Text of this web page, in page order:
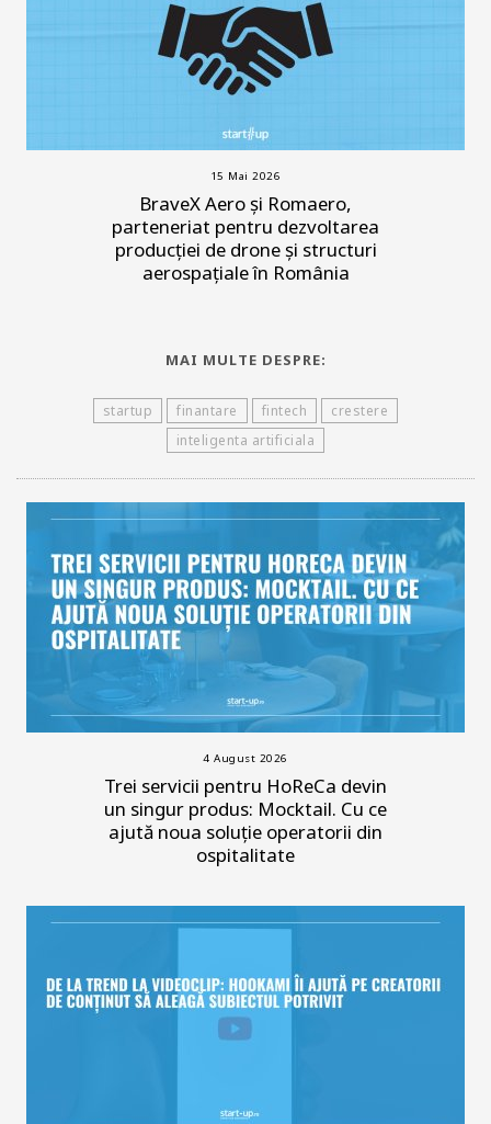
15 Mai 2026
BraveX Aero și Romaero,
parteneriat pentru dezvoltarea
producției de drone și structuri
aerospațiale în România
MAI MULTE DESPRE:
startup finantare fintech
crestere
inteligenta artificiala
4 August 2026
Trei servicii pentru HoReCa devin
un singur produs: Mocktail. Cu ce
ajută noua soluție operatorii din
ospitalitate